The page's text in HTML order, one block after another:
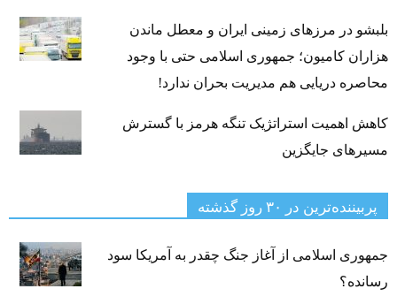
بلبشو در مرزهای زمینی ایران و معطل ماندن
هزاران کامیون؛ جمهوری اسلامی حتی با وجود
محاصره دریایی هم مدیریت بحران ندارد!
کاهش اهمیت استراتژیک تنگه‌ هرمز با گسترش
مسیرهای جایگزین
پربیننده‌ترین‌ در ۳۰ روز گذشته
جمهوری اسلامی از آغاز جنگ چقدر به آمریکا سود
رسانده؟